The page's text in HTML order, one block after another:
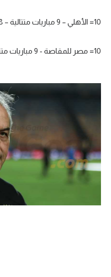
10= الأهلي – 9 مباريات متتالية – 2018-2019 – مارتن لاسارتي
10= مصر للمقاصة - 9 مباريات متتالية - 2016-2017 - إيهاب جلال